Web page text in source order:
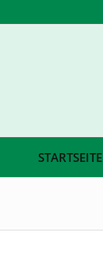
STARTSEITE